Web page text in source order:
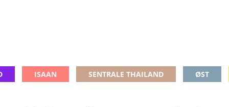
ISAAN SENTRALE THAILAND ØST